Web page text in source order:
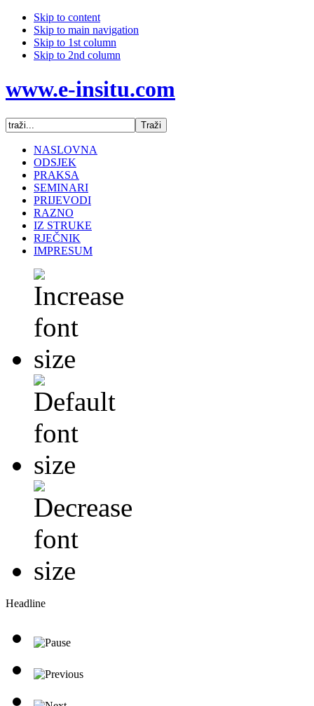
Skip to content
Skip to main navigation
Skip to 1st column
Skip to 2nd column
www.e-insitu.com
NASLOVNA
ODSJEK
PRAKSA
SEMINARI
PRIJEVODI
RAZNO
IZ STRUKE
RJEČNIK
IMPRESUM
Headline